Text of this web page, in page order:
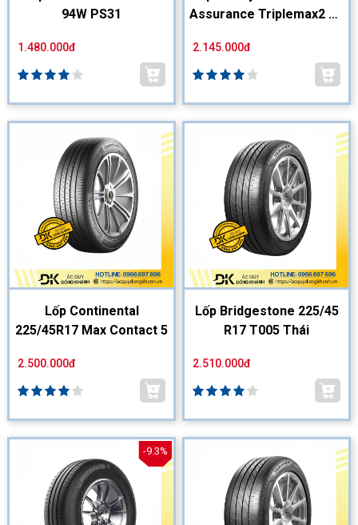
94W PS31
1.480.000đ
Assurance Triplemax2 XL
2.145.000đ
Lốp Continental
225/45R17 Max Contact 5
2.500.000đ
Lốp Bridgestone 225/45
R17 T005 Thái
2.510.000đ
-9.3%